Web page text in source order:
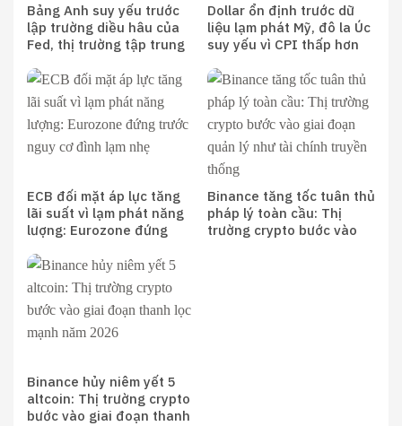
Bảng Anh suy yếu trước
lập trường diều hâu của
Fed, thị trường tập trung
Dollar ổn định trước dữ
liệu lạm phát Mỹ, đô la Úc
suy yếu vì CPI thấp hơn
ECB đối mặt áp lực tăng
lãi suất vì lạm phát năng
lượng: Eurozone đứng
nhẹ
Binance tăng tốc tuân thủ
pháp lý toàn cầu: Thị
trường crypto bước vào
Binance hủy niêm yết 5
altcoin: Thị trường crypto
bước vào giai đoạn thanh